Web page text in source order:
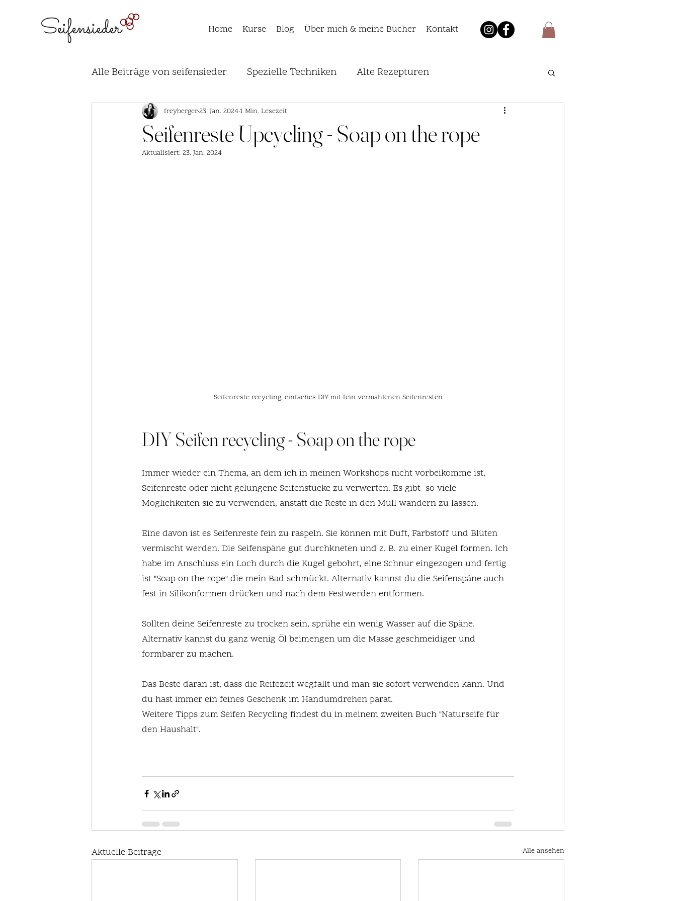
Home Kurse Blog Über mich & meine Bücher Kontakt
Alle Beiträge von seifensieder Spezielle Techniken Alte Rezepturen
Werkzeug & Rohstoffe Pflanzenfarbstoffe
Seifenreste Upcycling - Soap on the rope
freyberger23. Jan. 20241 Min. Lesezeit
Aktualisiert: 23. Jan. 2024
Seifenreste recycling, einfaches DIY mit fein vermahlenen Seifenresten
DIY Seifen recycling - Soap on the rope
Immer wieder ein Thema, an dem ich in meinen Workshops nicht vorbeikomme ist,
Seifenreste oder nicht gelungene Seifenstücke zu verwerten. Es gibt  so viele
Möglichkeiten sie zu verwenden, anstatt die Reste in den Müll wandern zu lassen.
Eine davon ist es Seifenreste fein zu raspeln. Sie können mit Duft, Farbstoff und Blüten
vermischt werden. Die Seifenspäne gut durchkneten und z. B. zu einer Kugel formen. Ich
habe im Anschluss ein Loch durch die Kugel gebohrt, eine Schnur eingezogen und fertig
ist "Soap on the rope" die mein Bad schmückt. Alternativ kannst du die Seifenspäne auch
fest in Silikonformen drücken und nach dem Festwerden entformen.
Sollten deine Seifenreste zu trocken sein, sprühe ein wenig Wasser auf die Späne.
Alternativ kannst du ganz wenig Öl beimengen um die Masse geschmeidiger und
formbarer zu machen.
Das Beste daran ist, dass die Reifezeit wegfällt und man sie sofort verwenden kann. Und
du hast immer ein feines Geschenk im Handumdrehen parat.
Weitere Tipps zum Seifen Recycling findest du in meinem zweiten Buch "Naturseife für
den Haushalt".
Aktuelle Beiträge Alle ansehen